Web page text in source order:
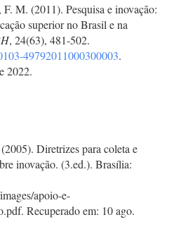
M. (2011). Pesquisa e inovação:
superior no Brasil e na
, 24(63), 481-502.
49792011000300003.
2022.
Diretrizes para coleta e
inovação. (3.ed.). Brasília:
apoio-e-
Recuperado em: 10 ago.